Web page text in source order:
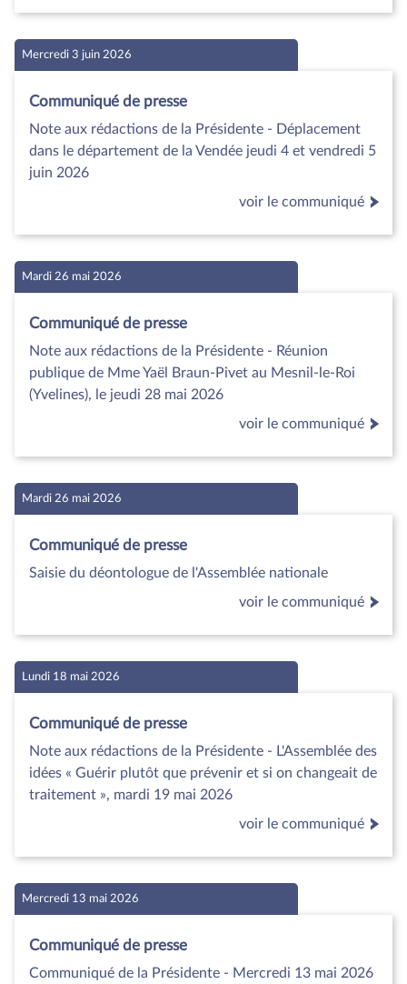
Mercredi 3 juin 2026
Communiqué de presse
Note aux rédactions de la Présidente - Déplacement
dans le département de la Vendée jeudi 4 et vendredi 5
juin 2026
voir le communiqué
Mardi 26 mai 2026
Communiqué de presse
Note aux rédactions de la Présidente - Réunion
publique de Mme Yaël Braun-Pivet au Mesnil-le-Roi
(Yvelines), le jeudi 28 mai 2026
voir le communiqué
Mardi 26 mai 2026
Communiqué de presse
Saisie du déontologue de l'Assemblée nationale
voir le communiqué
Lundi 18 mai 2026
Communiqué de presse
Note aux rédactions de la Présidente - L'Assemblée des
idées « Guérir plutôt que prévenir et si on changeait de
traitement », mardi 19 mai 2026
voir le communiqué
Mercredi 13 mai 2026
Communiqué de presse
Communiqué de la Présidente - Mercredi 13 mai 2026